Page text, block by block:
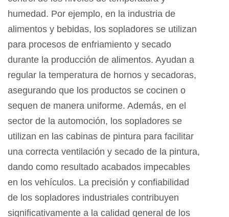
humedad. Por ejemplo, en la industria de
alimentos y bebidas, los sopladores se utilizan
para procesos de enfriamiento y secado
durante la producción de alimentos. Ayudan a
regular la temperatura de hornos y secadoras,
asegurando que los productos se cocinen o
sequen de manera uniforme. Además, en el
sector de la automoción, los sopladores se
utilizan en las cabinas de pintura para facilitar
una correcta ventilación y secado de la pintura,
dando como resultado acabados impecables
en los vehículos. La precisión y confiabilidad
de los sopladores industriales contribuyen
significativamente a la calidad general de los